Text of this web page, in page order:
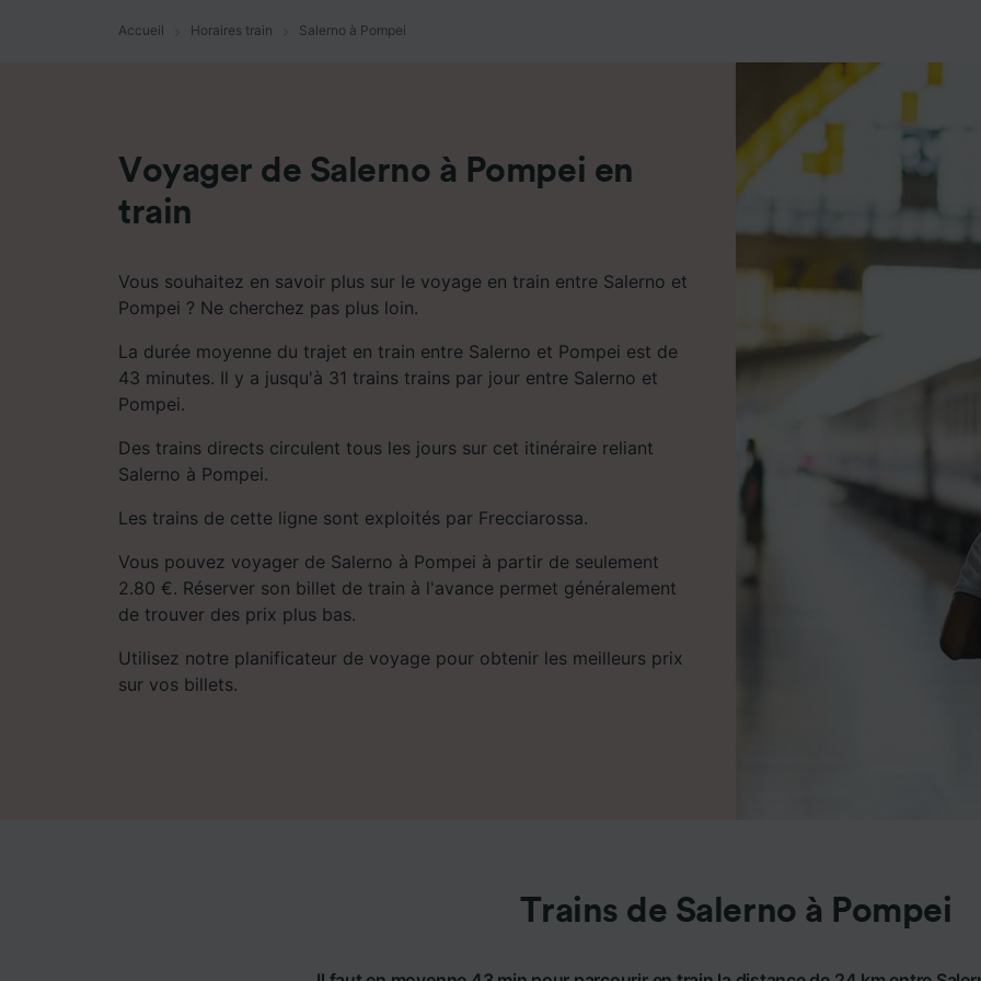
Accueil Horaires train Salerno à Pompei
Voyager de Salerno à Pompei en
train
Vous souhaitez en savoir plus sur le voyage en train entre Salerno et
Pompei ? Ne cherchez pas plus loin.
La durée moyenne du trajet en train entre Salerno et Pompei est de
43 minutes. Il y a jusqu'à 31 trains trains par jour entre Salerno et
Pompei.
Des trains directs circulent tous les jours sur cet itinéraire reliant
Salerno à Pompei.
Les trains de cette ligne sont exploités par Frecciarossa.
Vous pouvez voyager de Salerno à Pompei à partir de seulement
2.80 €. Réserver son billet de train à l'avance permet généralement
de trouver des prix plus bas.
Utilisez notre planificateur de voyage pour obtenir les meilleurs prix
sur vos billets.
Trains de Salerno à Pompei
Liste de nos partenaires (fournisseurs)